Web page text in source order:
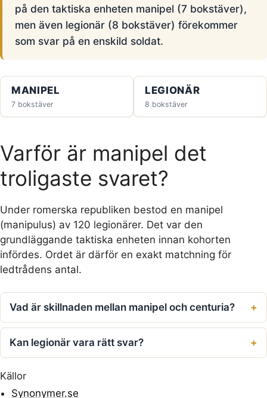
på den taktiska enheten manipel (7 bokstäver),
men även legionär (8 bokstäver) förekommer
som svar på en enskild soldat.
MANIPEL
7 bokstäver
LEGIONÄR
8 bokstäver
Varför är manipel det
troligaste svaret?
Under romerska republiken bestod en manipel
(manipulus) av 120 legionärer. Det var den
grundläggande taktiska enheten innan kohorten
infördes. Ordet är därför en exakt matchning för
ledtrådens antal.
Vad är skillnaden mellan manipel och centuria?
Kan legionär vara rätt svar?
Källor
Synonymer.se